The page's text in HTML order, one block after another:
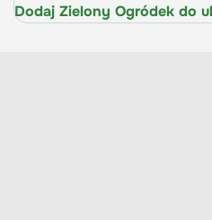
Dodaj Zielony Ogródek do